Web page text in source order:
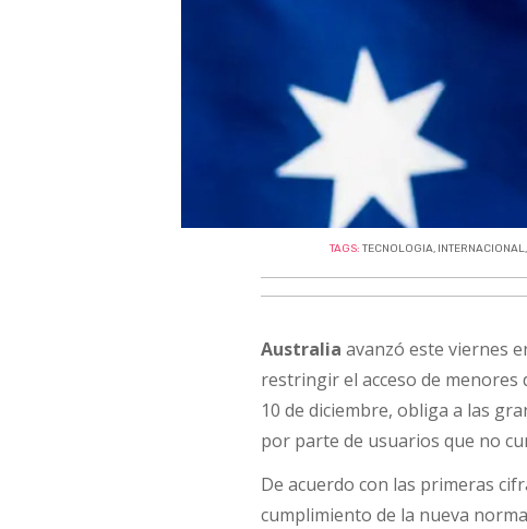
TAGS:TECNOLOGIA, INTERNACIONAL
Australia avanzó este viernes
restringir el acceso de menores
10 de diciembre, obliga a las
por parte de usuarios que no
De acuerdo con las primeras
cumplimiento de la nueva